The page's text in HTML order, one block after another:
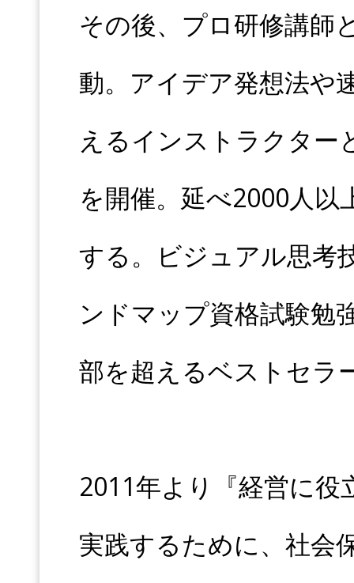
その後、プロ研修講師
動。アイデア発想法や
えるインストラクター
を開催。延べ2000人
する。ビジュアル思考
ンドマップ資格試験勉
部を超えるベストセラ
2011年より『経営に
実践するために、社会